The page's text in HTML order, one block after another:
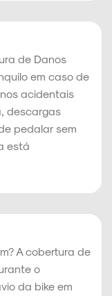
de Danos
em caso de
acidentais
descargas
pedalar sem
está
A cobertura de
o
da bike em